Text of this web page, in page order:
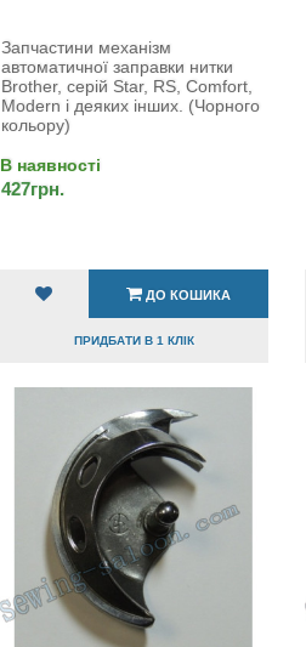
Запчастини механізм
автоматичної заправки нитки
Brother, серій Star, RS, Comfort,
Modern і деяких інших. (Чорного
кольору)
В наявності
427грн.
ДО КОШИКА
ПРИДБАТИ В 1 КЛІК